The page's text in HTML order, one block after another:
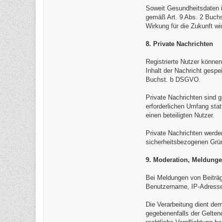
Soweit
gemäß Art. 9 Abs. 2
Wirkung für die Zukunft
8. Private Nachrichten
Registrierte Nutzer
Inhalt der Nachricht
Buchst. b DSGVO.
Private Nachrichten sind
erforderlichen Umfang
einen beteiligten Nutzer.
Private Nachrichten
sicherheitsbezogenen
9. Moderation,
Bei Meldungen von
Benutzername, IP-
Die Verarbeitung dient
gegebenenfalls der